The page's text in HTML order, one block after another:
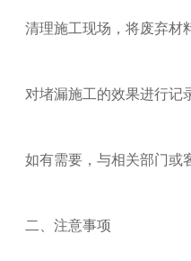
清理施工现场，将废弃材
对堵漏施工的效果进行记
如有需要，与相关部门或
二、注意事项